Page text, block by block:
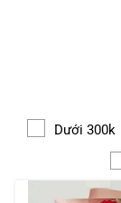
Dưới 300k